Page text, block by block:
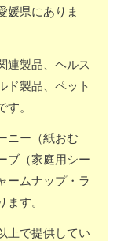
媛県にありま
連製品、ヘルス
ド製品、ペット
。
ニー（紙おむ
ブ（家庭用シー
ームナップ・ラ
す。
上で提供してい